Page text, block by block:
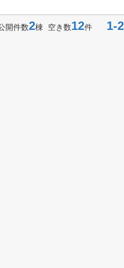
開件数2棟 空き数12件 1-2